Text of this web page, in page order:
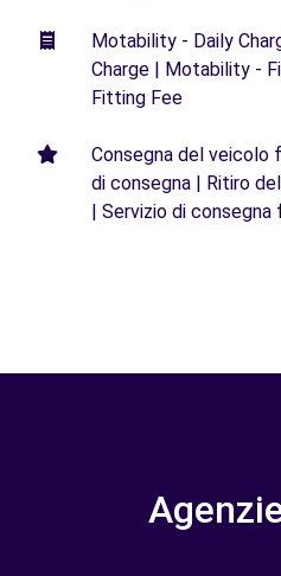
Motability - Daily
Charge | Motability -
Fitting Fee
Consegna del veicolo
di consegna | Ritiro
| Servizio di consegna